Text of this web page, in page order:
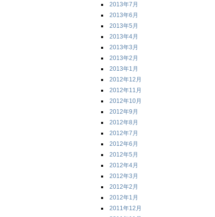
2013年7月
2013年6月
2013年5月
2013年4月
2013年3月
2013年2月
2013年1月
2012年12月
2012年11月
2012年10月
2012年9月
2012年8月
2012年7月
2012年6月
2012年5月
2012年4月
2012年3月
2012年2月
2012年1月
2011年12月